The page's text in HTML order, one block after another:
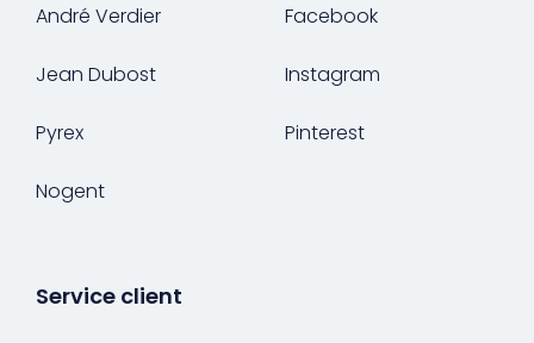
André Verdier
Jean Dubost
Pyrex
Nogent
Facebook
Instagram
Pinterest
Service client